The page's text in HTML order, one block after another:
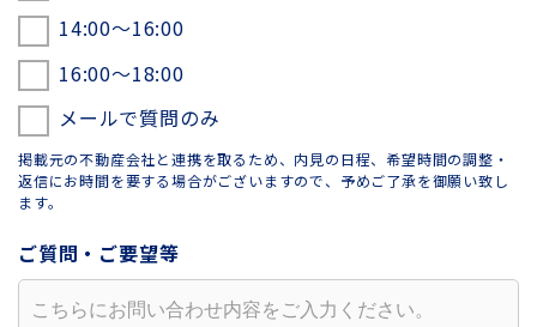
14:00〜16:00
16:00〜18:00
メールで質問のみ
掲載元の不動産会社と連携を取るため、内見の日程、希望時間の調整・
返信にお時間を要する場合がございますので、予めご了承を御願い致し
ます。
ご質問・ご要望等